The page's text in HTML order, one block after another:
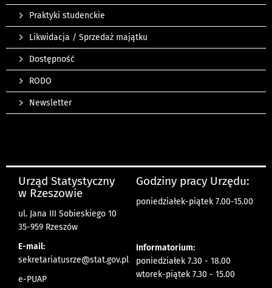
Praktyki studenckie
Likwidacja / Sprzedaż majątku
Dostępność
RODO
Newsletter
Urząd Statystyczny
w Rzeszowie
ul. Jana III Sobieskiego 10
35-959 Rzeszów
E-mail:
sekretariatusrze@stat.gov.pl
e-PUAP
Godziny pracy Urzędu:
poniedziałek-piątek 7.00-15.00
Informatorium:
poniedziałek 7.30 - 18.00
wtorek-piątek 7.30 - 15.00